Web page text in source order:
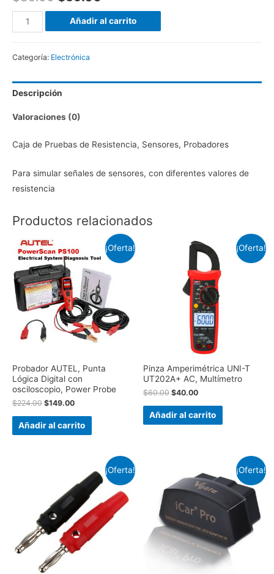
Caja
de
cantidad
Añadir al carrito
Categoría: Electrónica
Descripción
Valoraciones (0)
Caja de Pruebas de Resistencia, Sensores, Probadores
Para simular señales de sensores, con diferentes valores de
resistencia
Productos relacionados
¡Oferta!
Probador AUTEL, Punta
Lógica Digital con
osciloscopio, Power Probe
$224.00 $149.00
Añadir al carrito
¡Oferta!
Pinza Amperimétrica UNI-T
UT202A+ AC, Multímetro
$60.00 $40.00
Añadir al carrito
¡Oferta! ¡Oferta!